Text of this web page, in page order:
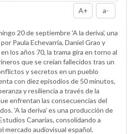
A+ a-
20 de septiembre 'A la deriva', una
Paula Echevarría, Daniel Grao y
los años 70, la trama gira en torno al
que se creían fallecidos tras un
y secretos en un pueblo
con diez episodios de 50 minutos,
y resiliencia a través de la
enfrentan las consecuencias del
'A la deriva' es una producción de
Canarias, consolidando a
mercado audiovisual español.